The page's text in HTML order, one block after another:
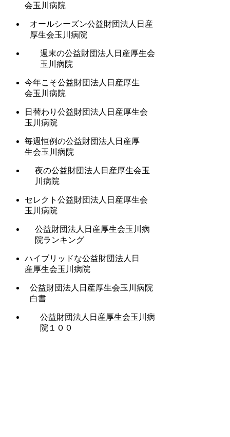
会玉川病院
オールシーズン公益財団法人日産
厚生会玉川病院
週末の公益財団法人日産厚生会
玉川病院
今年こそ公益財団法人日産厚生
会玉川病院
日替わり公益財団法人日産厚生会
玉川病院
毎週恒例の公益財団法人日産厚
生会玉川病院
夜の公益財団法人日産厚生会玉
川病院
セレクト公益財団法人日産厚生会
玉川病院
公益財団法人日産厚生会玉川病
院ランキング
ハイブリッドな公益財団法人日
産厚生会玉川病院
公益財団法人日産厚生会玉川病院
白書
公益財団法人日産厚生会玉川病
院１００